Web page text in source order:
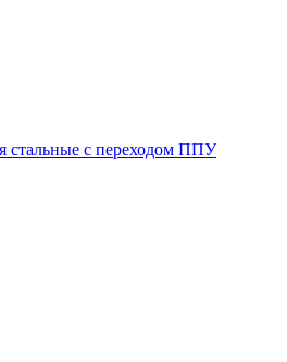
стальные с переходом ППУ